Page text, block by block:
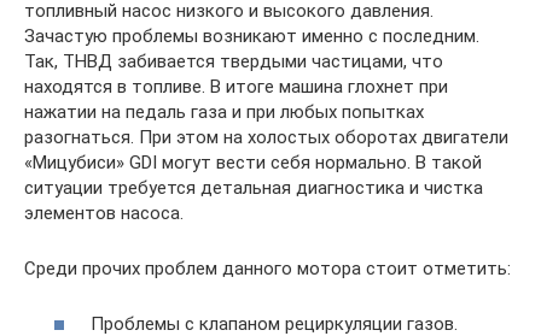
топливный насос низкого и высокого давления.
Зачастую проблемы возникают именно с последним.
Так, ТНВД забивается твердыми частицами, что
находятся в топливе. В итоге машина глохнет при
нажатии на педаль газа и при любых попытках
разогнаться. При этом на холостых оборотах двигатели
«Мицубиси» GDI могут вести себя нормально. В такой
ситуации требуется детальная диагностика и чистка
элементов насоса.
Среди прочих проблем данного мотора стоит отметить:
Проблемы с клапаном рециркуляции газов.